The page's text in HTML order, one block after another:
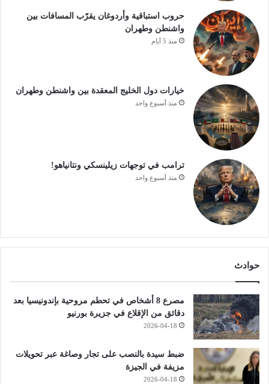
حروب استباقية وأردوغان يقرّب المسافات بين
واشنطن وطهران
منذ 5 أيام
خيارات دول الخليج المعقدة بين واشنطن وطهران
منذ أسبوع واحد
ترامب في توجهات زيلينسكي ونتانياهو!
منذ أسبوع واحد
حوادث
مصرع 8 أشخاص في تحطم مروحية بإندونيسيا بعد
دقائق من الإقلاع في جزيرة بورنيو
2026-04-18
ضبط سيدة بالنصب على تجار وصاغة عبر تحويلات
مزيفة في الجيزة
2026-04-18